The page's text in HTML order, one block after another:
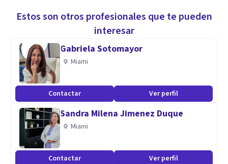
Estos son otros profesionales que te pueden
interesar
Gabriela Sotomayor
Miami
Contactar Ver perfil
Sandra Milena Jimenez Duque
Miami
Contactar Ver perfil